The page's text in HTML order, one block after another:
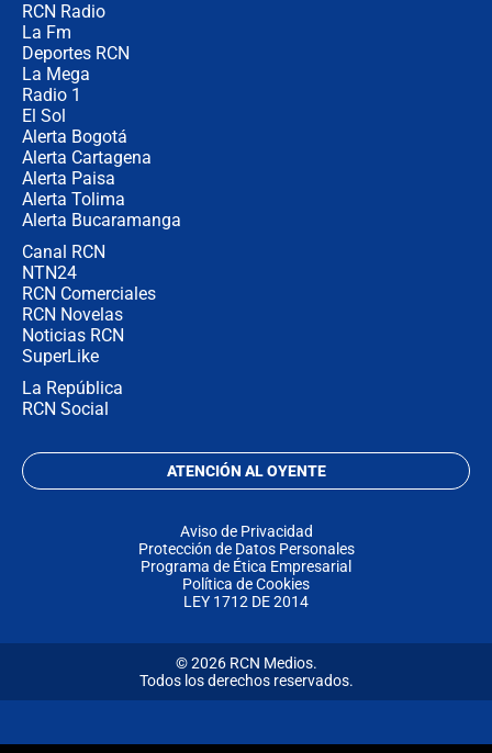
RCN Radio
La Fm
Deportes RCN
La Mega
Radio 1
El Sol
Alerta Bogotá
Alerta Cartagena
Alerta Paisa
Alerta Tolima
Alerta Bucaramanga
Canal RCN
NTN24
RCN Comerciales
RCN Novelas
Noticias RCN
SuperLike
La República
RCN Social
ATENCIÓN AL OYENTE
Aviso de Privacidad
Protección de Datos Personales
Programa de Ética Empresarial
Política de Cookies
LEY 1712 DE 2014
© 2026 RCN Medios.
Todos los derechos reservados.